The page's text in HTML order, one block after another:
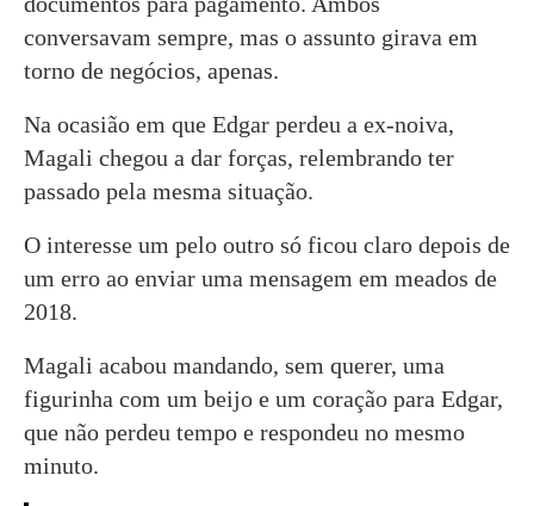
conversavam sempre, mas o assunto girava em
torno de negócios, apenas.
Na ocasião em que Edgar perdeu a ex-noiva,
Magali chegou a dar forças, relembrando ter
passado pela mesma situação.
O interesse um pelo outro só ficou claro depois de
um erro ao enviar uma mensagem em meados de
2018.
Magali acabou mandando, sem querer, uma
figurinha com um beijo e um coração para Edgar,
que não perdeu tempo e respondeu no mesmo
minuto.